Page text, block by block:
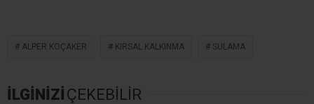
ALPER KOÇAKER KIRSAL KALKINMA SULAMA
İLGİNİZİ ÇEKEBİLİR